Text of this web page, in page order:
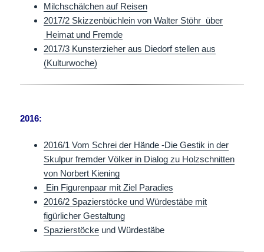
Milchschälchen auf Reisen
2017/2 Skizzenbüchlein von Walter Stöhr über
Heimat und Fremde
2017/3 Kunsterzieher aus Diedorf stellen aus
(Kulturwoche)
2016:
2016/1 Vom Schrei der Hände -Die Gestik in der
Skulpur fremder Völker in Dialog zu Holzschnitten
von Norbert Kiening
Ein Figurenpaar mit Ziel Paradies
2016/2 Spazierstöcke und Würdestäbe mit
figürlicher Gestaltung
Spazierstöcke und Würdestäbe